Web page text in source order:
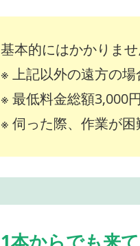
基本的にはかかりま
※ 上記以外の遠方の場
※ 最低料金総額3,000
※ 伺った際、作業が